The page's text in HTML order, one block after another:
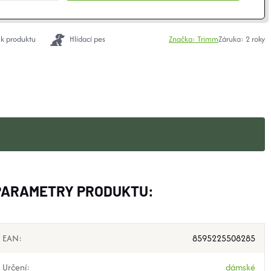
produktu Hlídací pes Značka: TrimmZáruka: 2 roky
PRODUKTU:
EAN: 8595225508285
Určení: dámské